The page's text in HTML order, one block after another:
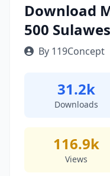
Download
500
By 119Concept
31.2k
Downloads
116.9k
Views